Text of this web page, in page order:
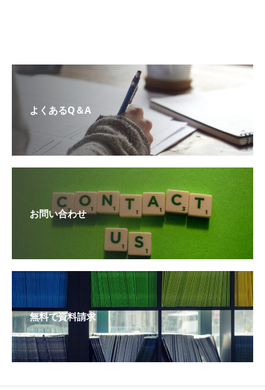
よくあるQ＆A
お問い合わせ
無料で資料請求